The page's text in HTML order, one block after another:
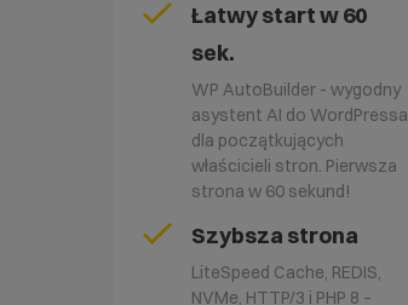
Łatwy start w 60
sek.
WP AutoBuilder - wygodny
asystent AI do WordPressa
dla początkujących
właścicieli stron. Pierwsza
strona w 60 sekund!
Szybsza strona
LiteSpeed Cache, REDIS,
NVMe, HTTP/3 i PHP 8 –